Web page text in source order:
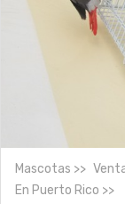
Mascotas
En Puerto Rico